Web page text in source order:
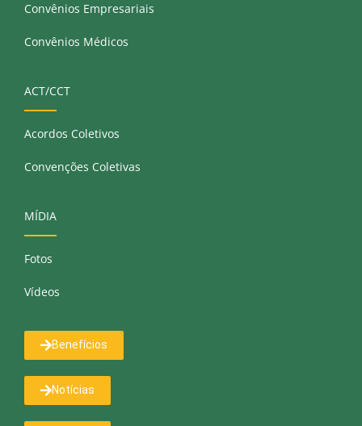
Convênios Empresariais
Convênios Médicos
ACT/CCT
Acordos Coletivos
Convenções Coletivas
MÍDIA
Fotos
Vídeos
Benefícios
Notícias